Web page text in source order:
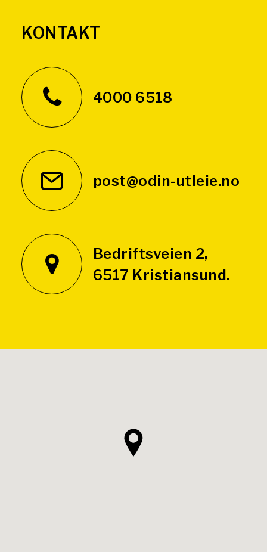
KONTAKT
4000 6518
post@odin-utleie.no
Bedriftsveien 2,
6517 Kristiansund.